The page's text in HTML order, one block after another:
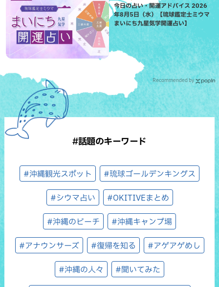
今日の占い・開運アドバイス 2026
年8月5日（水）【琉球鑑定士ミウマ
まいにち九星気学開運占い】
Recommended by
#話題のキーワード
#沖縄観光スポット #琉球ゴールデンキングス
#シウマ占い #OKITIVEまとめ
#沖縄のビーチ #沖縄キャンプ場
#アナウンサーズ #復帰を知る #アゲアゲめし
#沖縄の人々 #聞いてみた